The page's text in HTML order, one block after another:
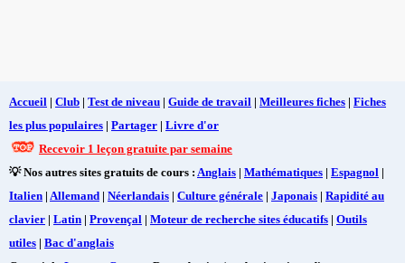
Accueil | Club | Test de niveau | Guide de travail | Meilleures fiches | Fiches
les plus populaires | Partager | Livre d'or
Recevoir 1 leçon gratuite par semaine
💡 Nos autres sites gratuits de cours : Anglais | Mathématiques | Espagnol |
Italien | Allemand | Néerlandais | Culture générale | Japonais | Rapidité au
clavier | Latin | Provençal | Moteur de recherche sites éducatifs | Outils
utiles | Bac d'anglais